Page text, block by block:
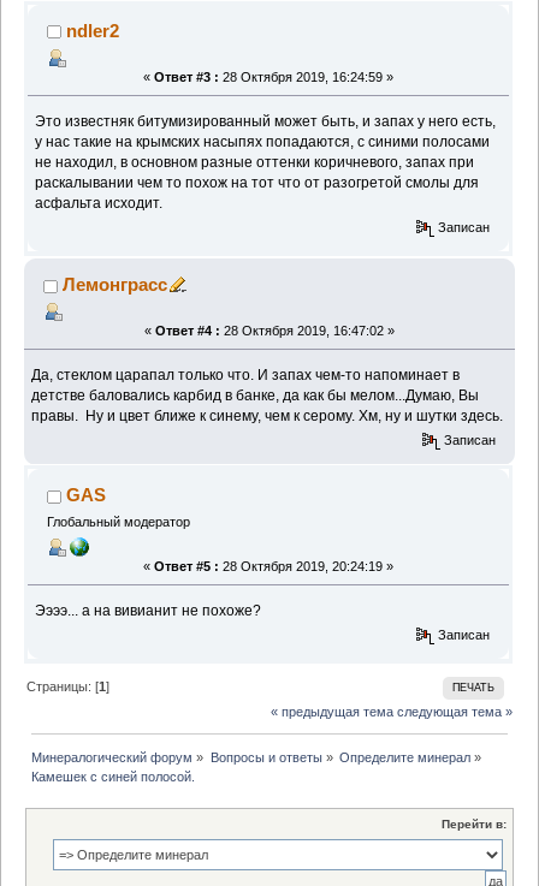
ndler2
« Ответ #3 : 28 Октября 2019, 16:24:59 »
Это известняк битумизированный может быть, и запах у него есть,
у нас такие на крымских насыпях попадаются, с синими полосами
не находил, в основном разные оттенки коричневого, запах при
раскалывании чем то похож на тот что от разогретой смолы для
асфальта исходит.
Записан
Лемонграсс
« Ответ #4 : 28 Октября 2019, 16:47:02 »
Да, стеклом царапал только что. И запах чем-то напоминает в
детстве баловались карбид в банке, да как бы мелом...Думаю, Вы
правы. Ну и цвет ближе к синему, чем к серому. Хм, ну и шутки здесь.
Записан
GAS
Глобальный модератор
« Ответ #5 : 28 Октября 2019, 20:24:19 »
Ээээ... а на вивианит не похоже?
Записан
ПЕЧАТЬ
Страницы: [1]
« предыдущая тема следующая тема »
Минералогический форум » Вопросы и ответы» Определите минерал»
Камешек с синей полосой.
Перейти в: